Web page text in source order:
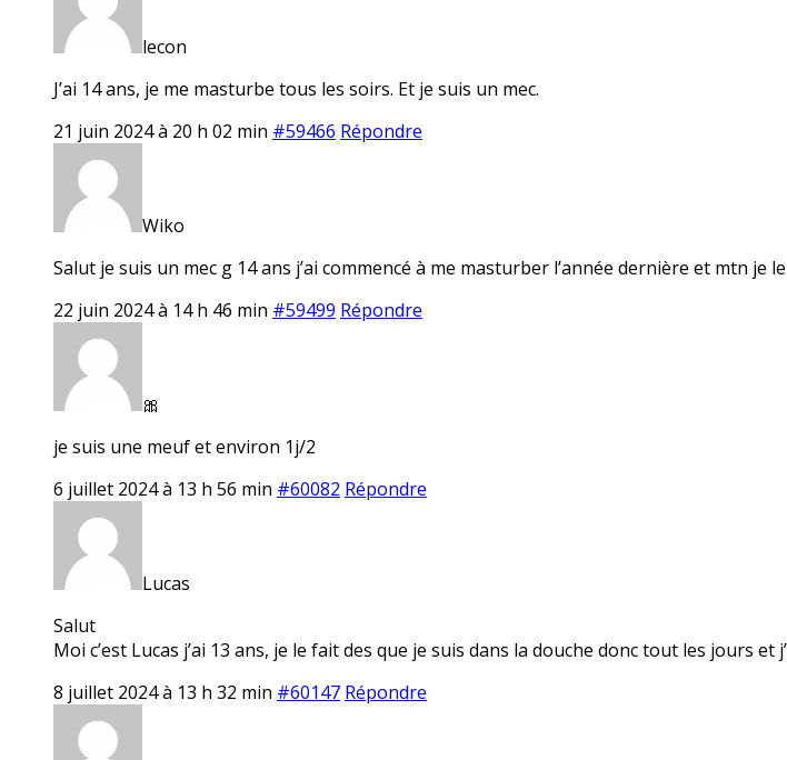
lecon
J’ai 14 ans, je me masturbe tous les soirs. Et je suis un mec.
21 juin 2024 à 20 h 02 min #59466 Répondre
Wiko
Salut je suis un mec g 14 ans j’ai commencé à me masturber l’année dernière et mtn je
22 juin 2024 à 14 h 46 min #59499 Répondre
🎀
je suis une meuf et environ 1j/2
6 juillet 2024 à 13 h 56 min #60082 Répondre
Lucas
Salut
Moi c’est Lucas j’ai 13 ans, je le fait des que je suis dans la douche donc tout les jours et
8 juillet 2024 à 13 h 32 min #60147 Répondre